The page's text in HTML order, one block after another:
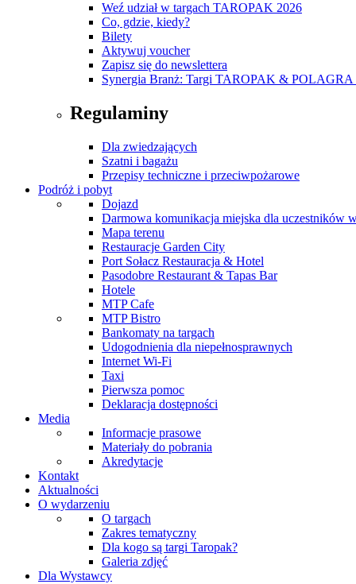
Weź udział w targach TAROPAK 2026
Co, gdzie, kiedy?
Bilety
Aktywuj voucher
Zapisz się do newslettera
Synergia Branż: Targi TAROPAK & POLAGRA
Regulaminy
Dla zwiedzających
Szatni i bagażu
Przepisy techniczne i przeciwpożarowe
Podróż i pobyt
Dojazd
Darmowa komunikacja miejska dla uczestników
Mapa terenu
Restauracje Garden City
Port Sołacz Restauracja & Hotel
Pasodobre Restaurant & Tapas Bar
Hotele
MTP Cafe
MTP Bistro
Bankomaty na targach
Udogodnienia dla niepełnosprawnych
Internet Wi-Fi
Taxi
Pierwsza pomoc
Deklaracja dostępności
Media
Informacje prasowe
Materiały do pobrania
Akredytacje
Kontakt
Aktualności
O wydarzeniu
O targach
Zakres tematyczny
Dla kogo są targi Taropak?
Galeria zdjęć
Dla Wystawcy